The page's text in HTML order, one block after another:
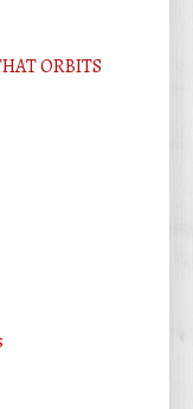
ORBITS